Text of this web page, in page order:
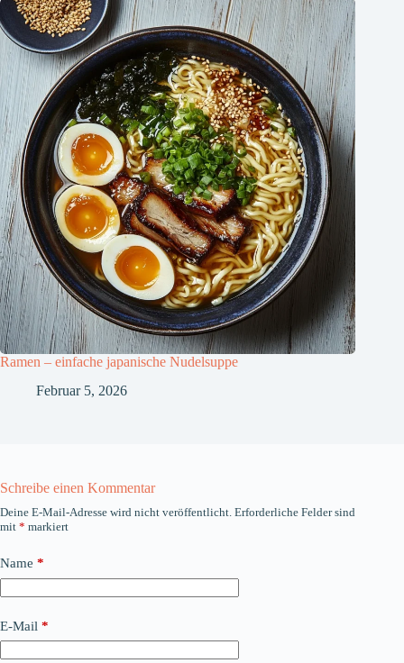
Ramen – einfache japanische Nudelsuppe
Februar 5, 2026
Schreibe einen Kommentar
Deine E-Mail-Adresse wird nicht veröffentlicht. Erforderliche Felder sind
mit * markiert
Name *
E-Mail *